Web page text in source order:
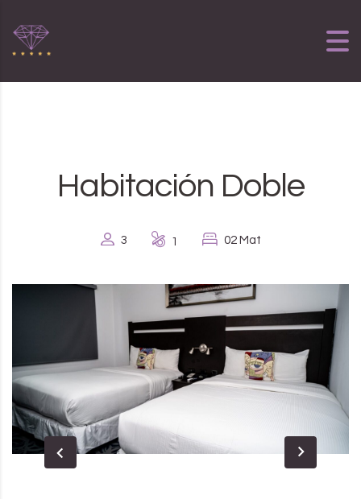
Habitación Doble
3 1 02 Mat